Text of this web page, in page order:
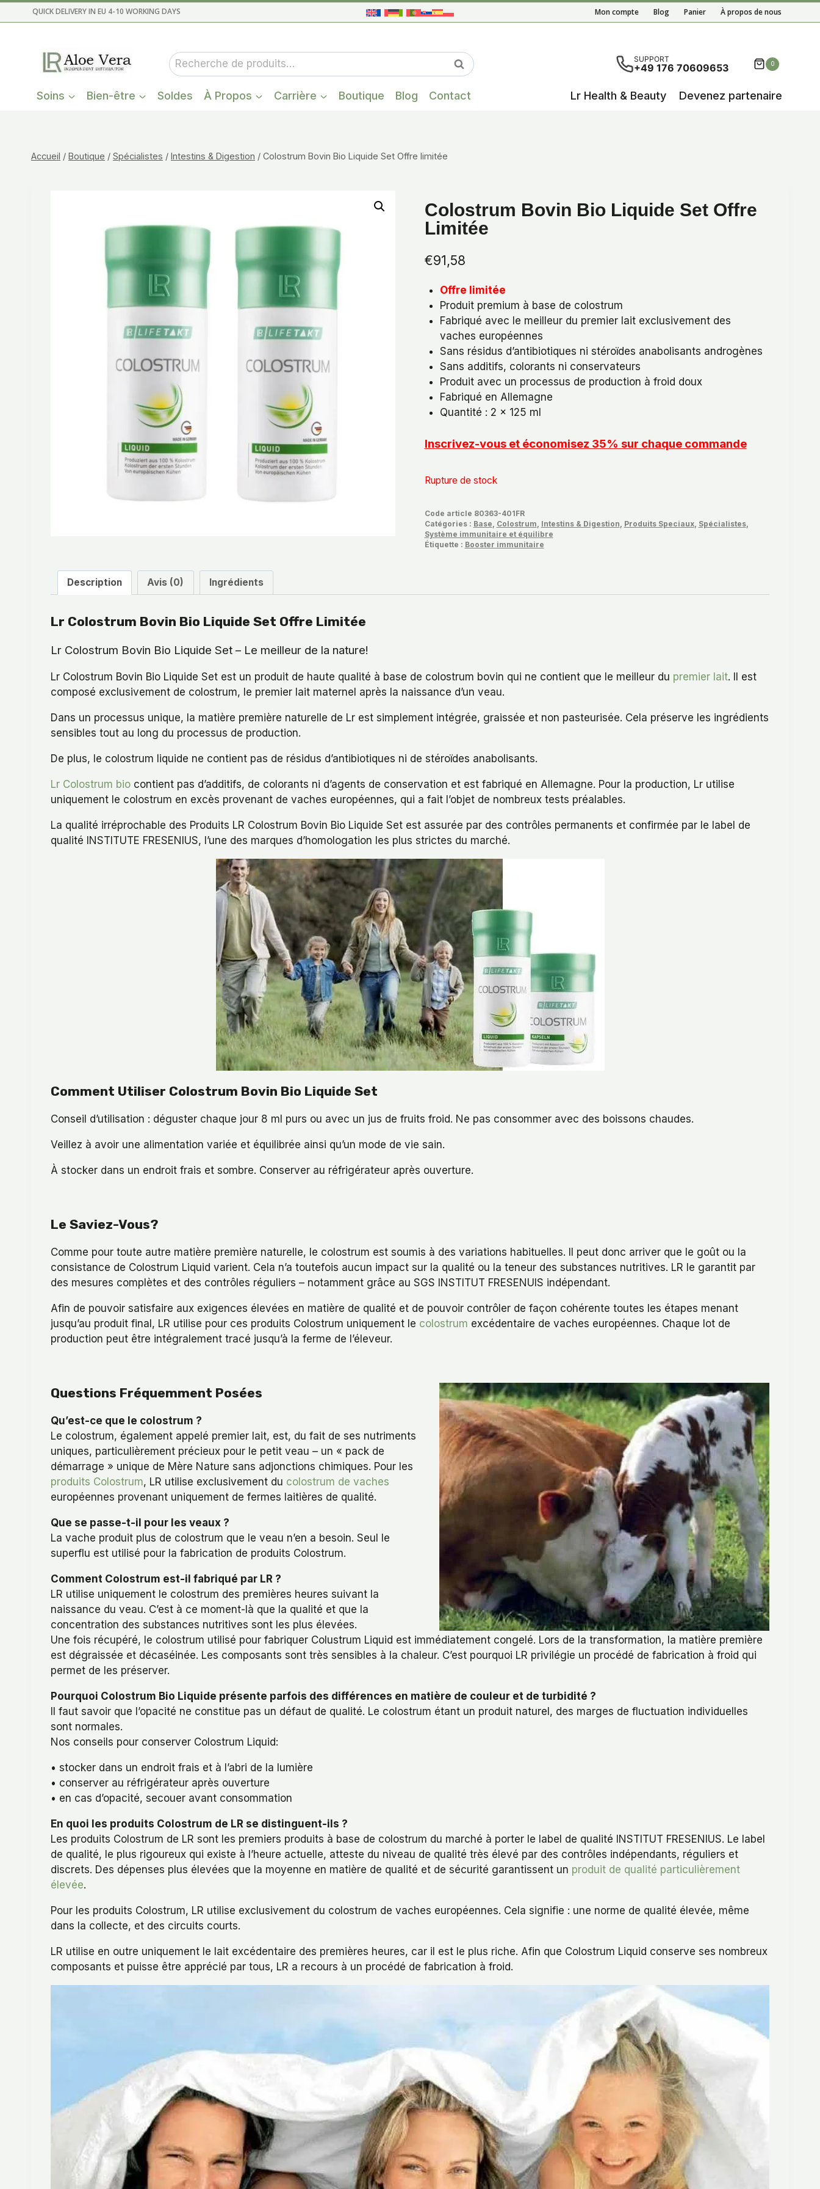
au
QUICK DELIVERY IN EU 4-10 WORKING DAYS Mon compte Blog Panier À propos de nous
Recherche
pour :
RechercheQuand les résultats de l'auto-complétion sont disponibles, utilisez
SUPPORT
+49 176 70609653 0
Soins Bien-être Soldes À Propos Carrière Boutique Blog Contact Lr Health & Beauty Devenez partenaire
Accueil / Boutique / Spécialistes / Intestins & Digestion / Colostrum Bovin Bio Liquide Set Offre limitée
Colostrum Bovin Bio Liquide Set Offre
Limitée
€91,58
Offre limitée
Produit premium à base de colostrum
Fabriqué avec le meilleur du premier lait exclusivement des
vaches européennes
Sans résidus d’antibiotiques ni stéroïdes anabolisants androgènes
Sans additifs, colorants ni conservateurs
Produit avec un processus de production à froid doux
Fabriqué en Allemagne
Quantité : 2 x 125 ml
Inscrivez-vous et économisez 35% sur chaque commande
Rupture de stock
Code article 80363-401FR
Catégories : Base, Colostrum, Intestins & Digestion, Produits Speciaux, Spécialistes,
Système immunitaire et équilibre
Étiquette : Booster immunitaire
Description Avis (0) Ingrédients
Lr Colostrum Bovin Bio Liquide Set Offre Limitée
Lr Colostrum Bovin Bio Liquide Set – Le meilleur de la nature!
Lr Colostrum Bovin Bio Liquide Set est un produit de haute qualité à base de colostrum bovin qui ne contient que le meilleur du premier lait. Il est
composé exclusivement de colostrum, le premier lait maternel après la naissance d’un veau.
Dans un processus unique, la matière première naturelle de Lr est simplement intégrée, graissée et non pasteurisée. Cela préserve les ingrédients
sensibles tout au long du processus de production.
De plus, le colostrum liquide ne contient pas de résidus d’antibiotiques ni de stéroïdes anabolisants.
Lr Colostrum bio contient pas d’additifs, de colorants ni d’agents de conservation et est fabriqué en Allemagne. Pour la production, Lr utilise
uniquement le colostrum en excès provenant de vaches européennes, qui a fait l’objet de nombreux tests préalables.
La qualité irréprochable des Produits LR Colostrum Bovin Bio Liquide Set est assurée par des contrôles permanents et confirmée par le label de
qualité INSTITUTE FRESENIUS, l’une des marques d’homologation les plus strictes du marché.
Comment Utiliser Colostrum Bovin Bio Liquide Set
Conseil d’utilisation : déguster chaque jour 8 ml purs ou avec un jus de fruits froid. Ne pas consommer avec des boissons chaudes.
Veillez à avoir une alimentation variée et équilibrée ainsi qu’un mode de vie sain.
À stocker dans un endroit frais et sombre. Conserver au réfrigérateur après ouverture.
Le Saviez-Vous?
Comme pour toute autre matière première naturelle, le colostrum est soumis à des variations habituelles. Il peut donc arriver que le goût ou la
consistance de Colostrum Liquid varient. Cela n’a toutefois aucun impact sur la qualité ou la teneur des substances nutritives. LR le garantit par
des mesures complètes et des contrôles réguliers – notamment grâce au SGS INSTITUT FRESENUIS indépendant.
Afin de pouvoir satisfaire aux exigences élevées en matière de qualité et de pouvoir contrôler de façon cohérente toutes les étapes menant
jusqu’au produit final, LR utilise pour ces produits Colostrum uniquement le colostrum excédentaire de vaches européennes. Chaque lot de
production peut être intégralement tracé jusqu’à la ferme de l’éleveur.
Questions Fréquemment Posées
Qu’est-ce que le colostrum ?
Le colostrum, également appelé premier lait, est, du fait de ses nutriments
uniques, particulièrement précieux pour le petit veau – un « pack de
démarrage » unique de Mère Nature sans adjonctions chimiques. Pour les
produits Colostrum, LR utilise exclusivement du colostrum de vaches
européennes provenant uniquement de fermes laitières de qualité.
Que se passe-t-il pour les veaux ?
La vache produit plus de colostrum que le veau n’en a besoin. Seul le
superflu est utilisé pour la fabrication de produits Colostrum.
Comment Colostrum est-il fabriqué par LR ?
LR utilise uniquement le colostrum des premières heures suivant la
naissance du veau. C’est à ce moment-là que la qualité et que la
concentration des substances nutritives sont les plus élevées.
Une fois récupéré, le colostrum utilisé pour fabriquer Colustrum Liquid est immédiatement congelé. Lors de la transformation, la matière première
est dégraissée et décaséinée. Les composants sont très sensibles à la chaleur. C’est pourquoi LR privilégie un procédé de fabrication à froid qui
permet de les préserver.
Pourquoi Colostrum Bio Liquide présente parfois des différences en matière de couleur et de turbidité ?
Il faut savoir que l’opacité ne constitue pas un défaut de qualité. Le colostrum étant un produit naturel, des marges de fluctuation individuelles
sont normales.
Nos conseils pour conserver Colostrum Liquid:
• stocker dans un endroit frais et à l’abri de la lumière
• conserver au réfrigérateur après ouverture
• en cas d’opacité, secouer avant consommation
En quoi les produits Colostrum de LR se distinguent-ils ?
Les produits Colostrum de LR sont les premiers produits à base de colostrum du marché à porter le label de qualité INSTITUT FRESENIUS. Le label
de qualité, le plus rigoureux qui existe à l’heure actuelle, atteste du niveau de qualité très élevé par des contrôles indépendants, réguliers et
discrets. Des dépenses plus élevées que la moyenne en matière de qualité et de sécurité garantissent un produit de qualité particulièrement
élevée.
Pour les produits Colostrum, LR utilise exclusivement du colostrum de vaches européennes. Cela signifie : une norme de qualité élevée, même
dans la collecte, et des circuits courts.
LR utilise en outre uniquement le lait excédentaire des premières heures, car il est le plus riche. Afin que Colostrum Liquid conserve ses nombreux
composants et puisse être apprécié par tous, LR a recours à un procédé de fabrication à froid.